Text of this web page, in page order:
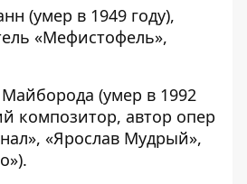
(умер в 1949 году),
«Мефистофель»,
(умер в 1992
композитор, автор опер
«Ярослав Мудрый»,